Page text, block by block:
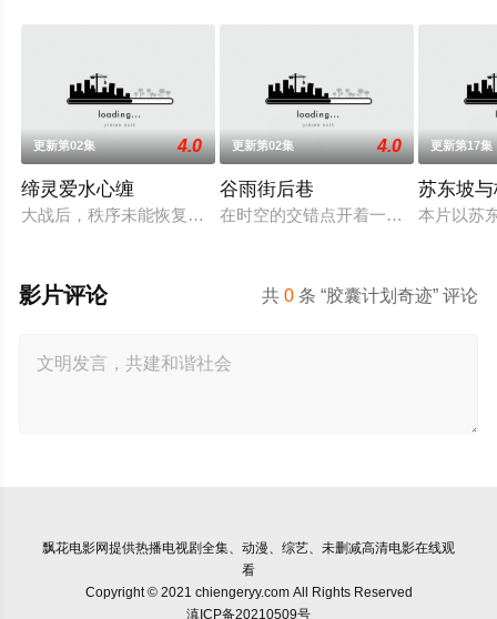
更新第02集 4.0
缔灵爱水心缠
大战后，秩序未能恢复，世界陷入混乱。混沌从深渊崛起，
更新第02集 4.0
谷雨街后巷
在时空的交错点开着一间酒馆——谷
更新第17集
苏东坡
本片以苏
共0 条 “胶囊计划奇迹” 评论
影片评论
飘花电影网提供热播电视剧全集、动漫、综艺、未删减高清电影在线观
看
Copyright © 2021 chiengeryy.com All Rights Reserved
滇ICP备20210509号